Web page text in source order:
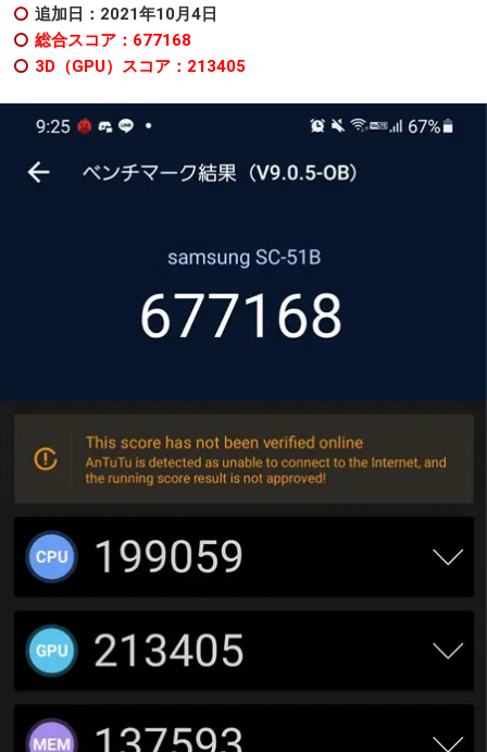
追加日：2021年10月4日
総合スコア：677168
3D（GPU）スコア：213405